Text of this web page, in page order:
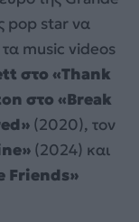
pop star να
τα music videos
στο «Thank
στο «Break
(2020), τον
(2024) και
Friends»